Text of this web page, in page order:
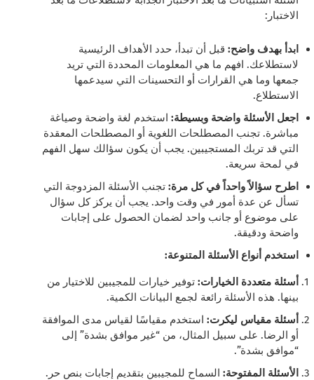
الاختبار:
ابدأ بهدف واضح: قبل أن تبدأ، حدد الأهداف الرئيسية
لاستطلاعك. افهم ما هي المعلومات المحددة التي تريد
جمعها وما هي القرارات أو التحسينات التي سيدعمها
الاستطلاع.
اجعل الأسئلة واضحة وبسيطة: استخدم لغة واضحة وصياغة
مباشرة. تجنب المصطلحات اللغوية أو المصطلحات المعقدة
التي قد تربك المستجيبين. يجب أن يكون سؤالك سهل الفهم
في لمحة سريعة.
اطرح سؤالاً واحداً في كل مرة: تجنب الأسئلة المزدوجة التي
تسأل عن عدة أمور في وقت واحد. يجب أن يركز كل سؤال
على موضوع أو جانب واحد لضمان الحصول على إجابات
واضحة ودقيقة.
استخدم أنواع الأسئلة المتنوعة:
أسئلة متعددة الخيارات:توفير خيارات للمجيبين للاختيار من
بينها. هذه الأسئلة رائعة لجمع البيانات الكمية.
أسئلة مقياس ليكرت: استخدم مقياسًا لقياس مدى الموافقة
أو الرضا. على سبيل المثال، من “غير موافق بشدة” إلى
“موافق بشدة”.
الأسئلة المفتوحة: السماح للمجيبين بتقديم إجابات بنص حر.